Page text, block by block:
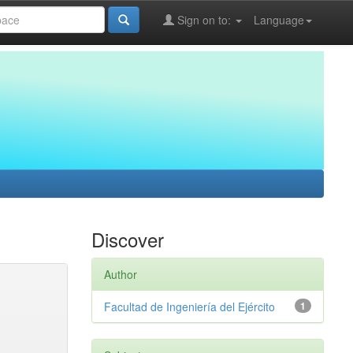
Language
Sign on to:
Discover
Author
1
Facultad de Ingeniería del Ejército